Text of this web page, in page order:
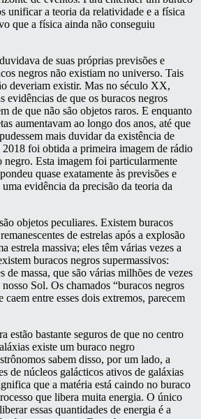
unificar a teoria da relatividade e a física
que a física ainda não conseguiu
de suas próprias previsões e
negros não existiam no universo. Tais
deveriam existir. Mas no século XX,
evidências de que os buracos negros
de que não são objetos raros. E enquanto
aumentavam ao longo dos anos, até que
mais duvidar da existência de
2018 foi obtida a primeira imagem de rádio
negro. Esta imagem foi particularmente
quase exatamente às previsões e
evidência da precisão da teoria da
objetos peculiares. Existem buracos
de estrelas após a explosão
estrela massiva; eles têm várias vezes a
buracos negros supermassivos:
de massa, que são várias milhões de vezes
Sol. Os chamados “buracos negros
caem entre esses dois extremos, parecem
estão bastante seguros de que no centro
existe um buraco negro
sabem disso, por um lado, a
de núcleos galácticos ativos de galáxias
que a matéria está caindo no buraco
que libera muita energia. O único
essas quantidades de energia é a